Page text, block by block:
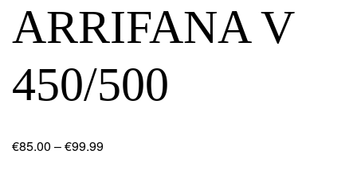
ARRIFANA V
450/500
€85.00 –€99.99